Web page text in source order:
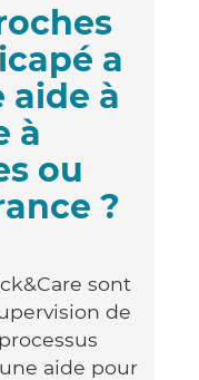
a
aide à
à
ou
?
sont
de
aide pour